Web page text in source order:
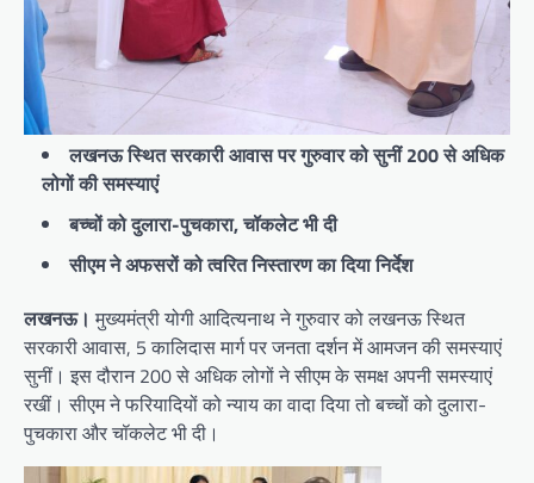
लखनऊ स्थित सरकारी आवास पर गुरुवार को सुनीं 200 से अधिक
लोगों की समस्याएं
बच्चों को दुलारा-पुचकारा, चॉकलेट भी दी
सीएम ने अफसरों को त्वरित निस्तारण का दिया निर्देश
लखनऊ। मुख्यमंत्री योगी आदित्यनाथ ने गुरुवार को लखनऊ स्थित
सरकारी आवास, 5 कालिदास मार्ग पर जनता दर्शन में आमजन की समस्याएं
सुनीं। इस दौरान 200 से अधिक लोगों ने सीएम के समक्ष अपनी समस्याएं
रखीं। सीएम ने फरियादियों को न्याय का वादा दिया तो बच्चों को दुलारा-
पुचकारा और चॉकलेट भी दी।